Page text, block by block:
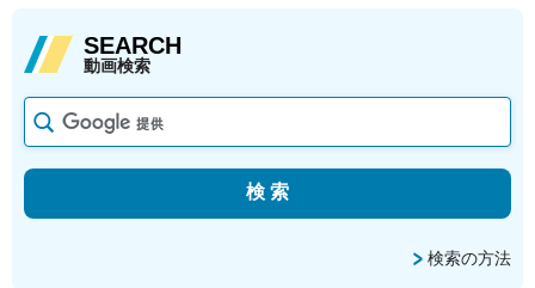
SEARCH
動画検索
検索の方法